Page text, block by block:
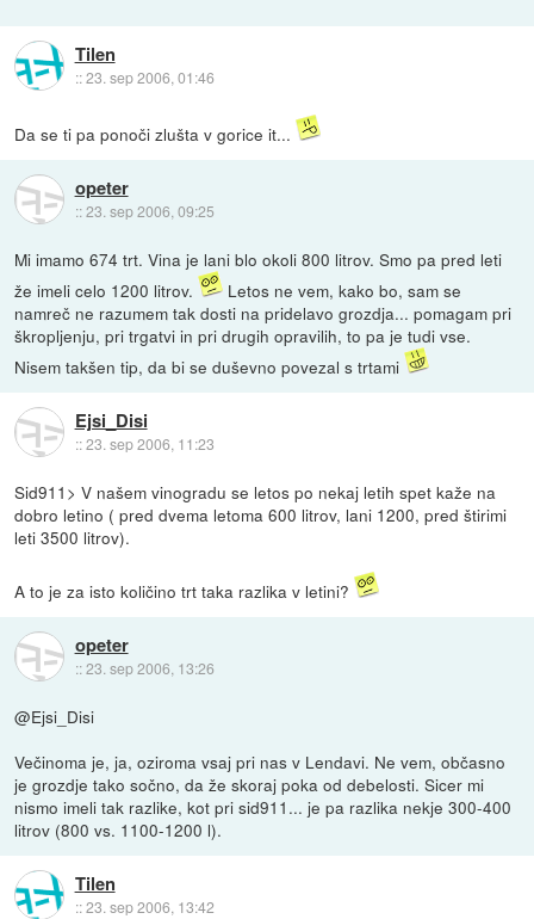
Tilen
::23. sep 2006, 01:46
Da se ti pa ponoči zlušta v gorice it...
opeter
::23. sep 2006, 09:25
Mi imamo 674 trt. Vina je lani blo okoli 800 litrov. Smo pa pred leti
že imeli celo 1200 litrov.
Letos ne vem, kako bo, sam se
namreč ne razumem tak dosti na pridelavo grozdja... pomagam pri
škropljenju, pri trgatvi in pri drugih opravilih, to pa je tudi vse.
Nisem takšen tip, da bi se duševno povezal s trtami
Ejsi_Disi
::23. sep 2006, 11:23
Sid911> V našem vinogradu se letos po nekaj letih spet kaže na
dobro letino ( pred dvema letoma 600 litrov, lani 1200, pred štirimi
leti 3500 litrov).
A to je za isto količino trt taka razlika v letini?
opeter
::23. sep 2006, 13:26
@Ejsi_Disi
Večinoma je, ja, oziroma vsaj pri nas v Lendavi. Ne vem, občasno
je grozdje tako sočno, da že skoraj poka od debelosti. Sicer mi
nismo imeli tak razlike, kot pri sid911... je pa razlika nekje 300-400
litrov (800 vs. 1100-1200 l).
Tilen
::23. sep 2006, 13:42